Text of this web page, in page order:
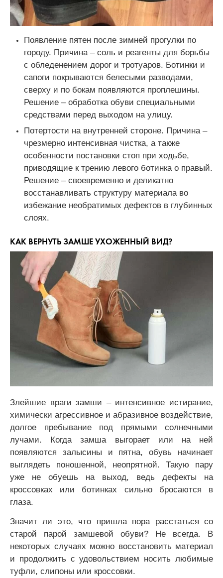
Появление пятен после зимней прогулки по
городу. Причина – соль и реагенты для борьбы
с обледенением дорог и тротуаров. Ботинки и
сапоги покрываются белесыми разводами,
сверху и по бокам появляются проплешины.
Решение – обработка обуви специальными
средствами перед выходом на улицу.
Потертости на внутренней стороне. Причина –
чрезмерно интенсивная чистка, а также
особенности постановки стоп при ходьбе,
приводящие к трению левого ботинка о правый.
Решение – своевременно и деликатно
восстанавливать структуру материала во
избежание необратимых дефектов в глубинных
слоях.
КАК ВЕРНУТЬ ЗАМШЕ УХОЖЕННЫЙ ВИД?
Злейшие враги замши – интенсивное истирание,
химически агрессивное и абразивное воздействие,
долгое пребывание под прямыми солнечными
лучами. Когда замша выгорает или на ней
появляются залысины и пятна, обувь начинает
выглядеть поношенной, неопрятной. Такую пару
уже не обуешь на выход, ведь дефекты на
кроссовках или ботинках сильно бросаются в
глаза.
Значит ли это, что пришла пора расстаться со
старой парой замшевой обуви? Не всегда. В
некоторых случаях можно восстановить материал
и продолжить с удовольствием носить любимые
туфли, слипоны или кроссовки.